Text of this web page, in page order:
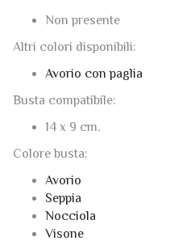
Non presente
Altri colori disponibili:
Avorio con paglia
Busta compatibile:
14 x 9 cm.
Colore busta:
Avorio
Seppia
Nocciola
Visone